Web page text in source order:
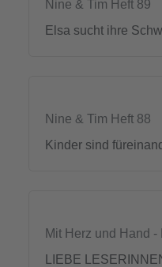
Nine & Tim Heft 89
Elsa sucht ihre
Nine & Tim Heft 88
Kinder sind
Mit Herz und Hand -
LIEBE